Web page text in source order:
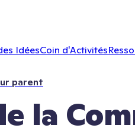
IdéesCoin d'Activités
parent
la